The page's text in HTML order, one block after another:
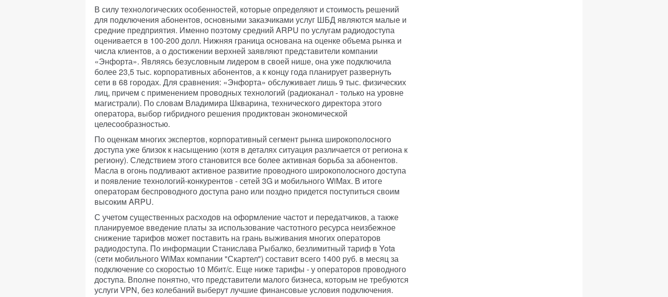
В силу технологических особенностей, которые определяют и стоимость решений
для подключения абонентов, основными заказчиками услуг ШБД являются малые и
средние предприятия. Именно поэтому средний ARPU по услугам радиодоступа
оценивается в 100-200 долл. Нижняя граница основана на оценке объема рынка и
числа клиентов, а о достижении верхней заявляют представители компании
«Энфорта». Являясь безусловным лидером в своей нише, она уже подключила
более 23,5 тыс. корпоративных абонентов, а к концу года планирует развернуть
сети в 68 городах. Для сравнения: «Энфорта» обслуживает лишь 9 тыс. физических
лиц, причем с применением проводных технологий (радиоканал - только на уровне
магистрали). По словам Владимира Шкварина, технического директора этого
оператора, выбор гибридного решения продиктован экономической
целесообразностью.
По оценкам многих экспертов, корпоративный сегмент рынка широкополосного
доступа уже близок к насыщению (хотя в деталях ситуация различается от региона к
региону). Следствием этого становится все более активная борьба за абонентов.
Масла в огонь подливают активное развитие проводного широкополосного доступа
и появление технологий-конкурентов - сетей 3G и мобильного WiMax. В итоге
операторам беспроводного доступа рано или поздно придется поступиться своим
высоким ARPU.
С учетом существенных расходов на оформление частот и передатчиков, а также
планируемое введение платы за использование частотного ресурса неизбежное
снижение тарифов может поставить на грань выживания многих операторов
радиодоступа. По информации Станислава Рыбалко, безлимитный тариф в Yota
(сети мобильного WiMax компании "Скартел") составит всего 1400 руб. в месяц за
подключение со скоростью 10 Мбит/с. Еще ниже тарифы - у операторов проводного
доступа. Вполне понятно, что представители малого бизнеса, которым не требуются
услуги VPN, без колебаний выберут лучшие финансовые условия подключения.